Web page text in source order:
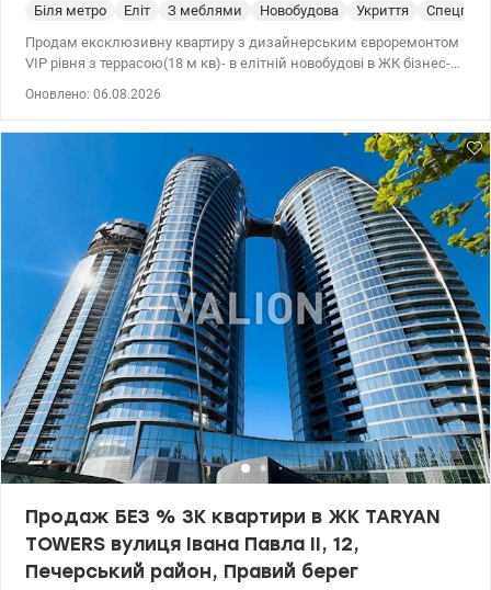
Біля метро Еліт З меблями Новобудова Укриття
Продам ексклюзивну квартиру з дизайнерським євроремонтом
VIP рівня з террасою(18 м кв)- в елітній новобудові в ЖК бізнес-
преміум класу і елітними італійськими меблями -Visionnaire і
Turri-ексклюзив і розкіш! Квартира вражає своєю просторістю та
комфортом-3 спальні,2 розкішні зали, велика кухня- ідальня,4 с/
у, гардеробна, терраса 18 м кв з зоною барбекю, дизанерськими
меблями і шикарним краєвидом на Киів. Охорона, консьєрж,
підземний паркінг. Ціна 725 000 у.о. 0673205847
Андрій,valion/1149718
Оновлено: 06.08.2026
Продаж БЕЗ % 3К квартири в ЖК TARYAN
TOWERS вулиця Івана Павла II, 12,
Печерський район, Правий берег